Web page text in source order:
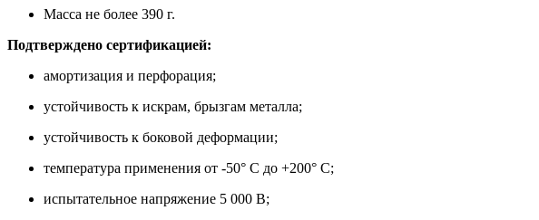
Масса не более 390 г.
Подтверждено сертификацией:
амортизация и перфорация;
устойчивость к искрам, брызгам металла;
устойчивость к боковой деформации;
температура применения от -50° С до +200° С;
испытательное напряжение 5 000 В;